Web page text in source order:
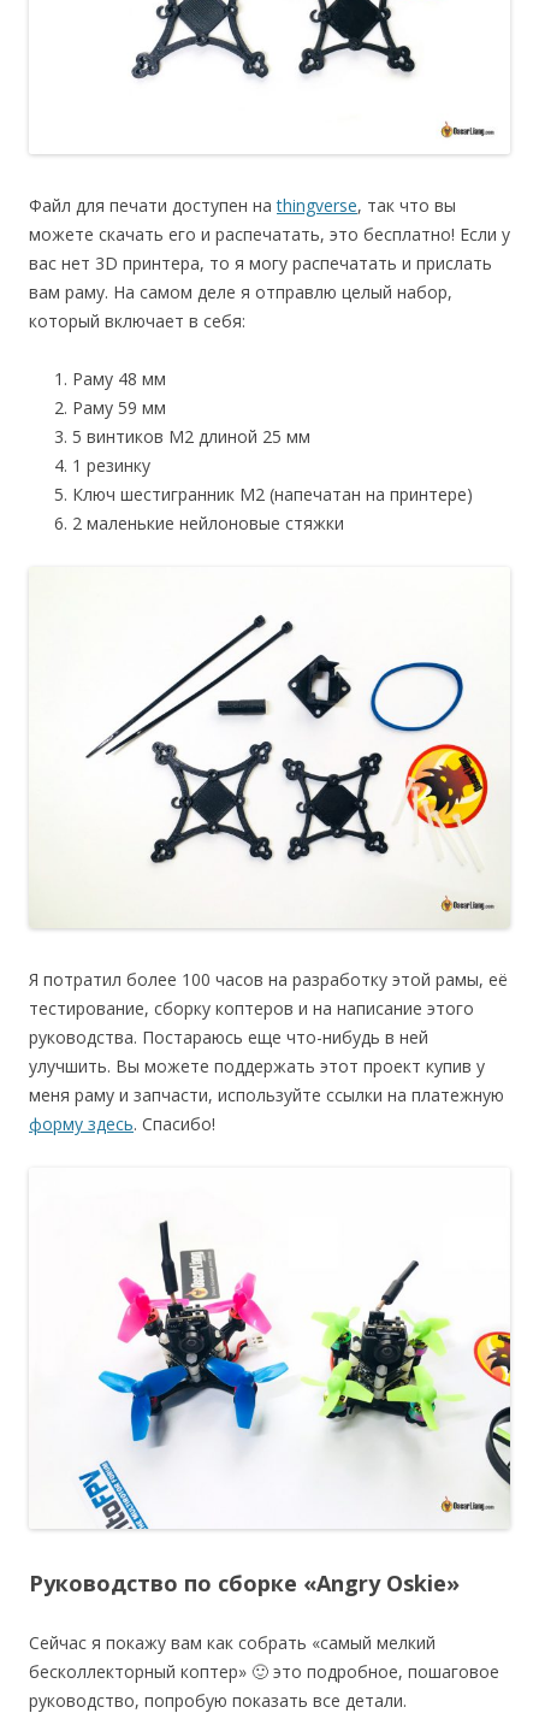
Файл для печати доступен наthingverse, так что вы
можете скачать его и распечатать, это бесплатно! Если у
вас нет 3D принтера, то я могу распечатать и прислать
вам раму. На самом деле я отправлю целый набор,
который включает в себя:
Раму 48 мм
Раму 59 мм
5 винтиков М2 длиной 25 мм
1 резинку
Ключ шестигранник M2 (напечатан на принтере)
2 маленькие нейлоновые стяжки
Я потратил более 100 часов на разработку этой рамы, её
тестирование, сборку коптеров и на написание этого
руководства. Постараюсь еще что-нибудь в ней
улучшить. Вы можете поддержать этот проект купив у
меня раму и запчасти, используйте ссылки на платежную
форму здесь. Спасибо!
Руководство по сборке «Angry Oskie»
Сейчас я покажу вам как собрать «самый мелкий
бесколлекторный коптер» 🙂 это подробное, пошаговое
руководство, попробую показать все детали.